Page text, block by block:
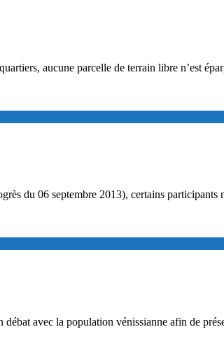
aucune parcelle de terrain libre n’est
du 06 septembre 2013), certains
avec la population vénissianne afin de